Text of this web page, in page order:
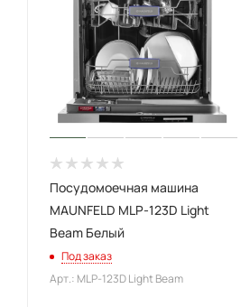
Посудомоечная машина
MAUNFELD MLP-123D Light
Beam Белый
Под заказ
Арт.: MLP-123D Light Beam